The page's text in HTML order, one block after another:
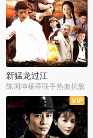
新猛龙过江
陈国坤杨蓉联手热血抗敌
全30集